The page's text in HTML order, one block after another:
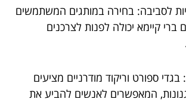
לסביבה: בחירה במותגים המשתמשים
ברי קיימא יכולה לפנות לצרכנים
בגדי ספורט וריקוד מודרניים מציעים
המאפשרים לאנשים להביע את